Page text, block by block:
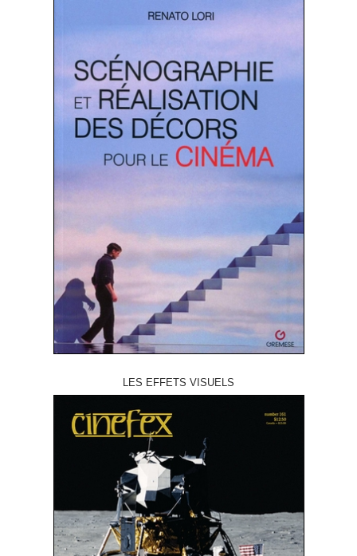
LES EFFETS VISUELS